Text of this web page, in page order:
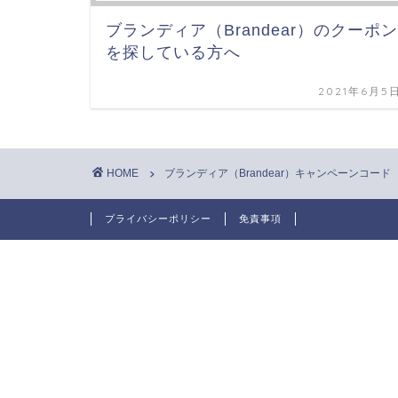
ブランディア（Brandear）のクーポン
を探している方へ
2021年6月5
HOME ブランディア（Brandear）キャンペーンコード
プライバシーポリシー 免責事項